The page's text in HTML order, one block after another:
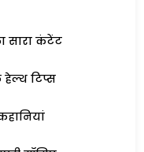
सारा कंटेंट
टिप्स